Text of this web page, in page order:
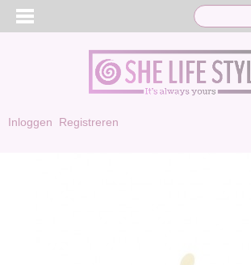
Inloggen Registreren